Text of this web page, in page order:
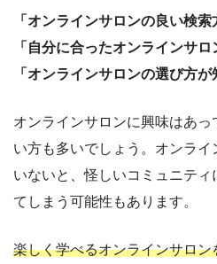
「オンラインサロンの良い検索
「自分に合ったオンラインサロ
「オンラインサロンの選び方が
オンラインサロンに興味はあ
い方も多いでしょう。オンラ
いないと、怪しいコミュニテ
てしまう可能性もあります。
楽しく学べるオンラインサロン